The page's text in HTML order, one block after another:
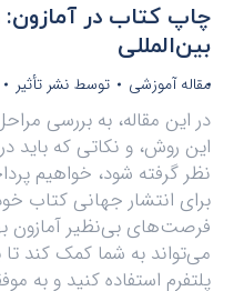
چاپ کتاب در
بین‌المللی
مقاله آموزشی توسط نشر تأثیر
در این مقاله، به بررسی
این روش، و نکاتی که باید
نظر گرفته شود، خواهیم
برای انتشار جهانی کتاب
فرصت‌های بی‌نظیر آمازون
می‌تواند به شما کمک کند
پلتفرم استفاده کنید و به